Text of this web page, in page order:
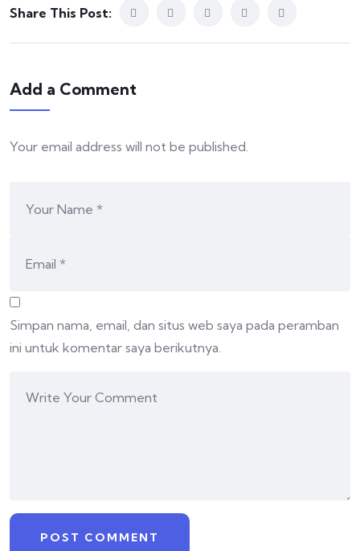
Share This Post:
Add a Comment
Your email address will not be published.
Simpan nama, email, dan situs web saya pada peramban
ini untuk komentar saya berikutnya.